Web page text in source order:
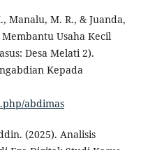
Manalu, M. R., & Juanda,
Usaha Kecil
Desa Melati 2).
Kepada
abdimas
(2025). Analisis